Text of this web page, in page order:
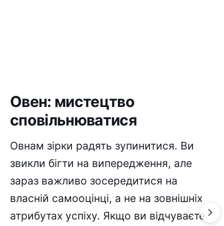
Овен: мистецтво
сповільнюватися
Овнам зірки радять зупинитися. Ви
звикли бігти на випередження, але
зараз важливо зосередитися на
власній самооцінці, а не на зовнішніх
атрибутах успіху. Якщо ви відчуваєте